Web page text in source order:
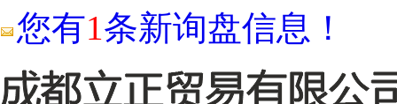
您有1条新询盘信息！